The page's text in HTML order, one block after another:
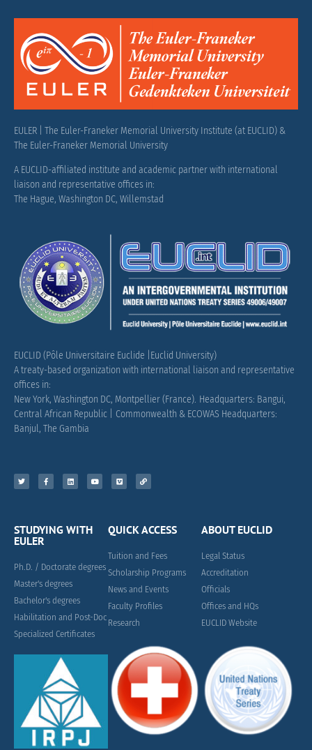
EULER | The Euler-Franeker Memorial University Institute (at EUCLID) &
The Euler-Franeker Memorial University
A EUCLID-affiliated institute and academic partner with international
liaison and representative offices in:
The Hague, Washington DC, Willemstad
EUCLID (Pôle Universitaire Euclide |Euclid University)
A treaty-based organization with international liaison and representative
offices in:
New York, Washington DC, Montpellier (France). Headquarters: Bangui,
Central African Republic | Commonwealth & ECOWAS Headquarters:
Banjul, The Gambia
STUDYING WITH
EULER
Ph.D. / Doctorate degrees
Master's degrees
Bachelor's degrees
Habilitation and Post-Doc
Specialized Certificates
QUICK ACCESS
Tuition and Fees
Scholarship Programs
News and Events
Faculty Profiles
Research
ABOUT EUCLID
Legal Status
Accreditation
Officials
Offices and HQs
EUCLID Website